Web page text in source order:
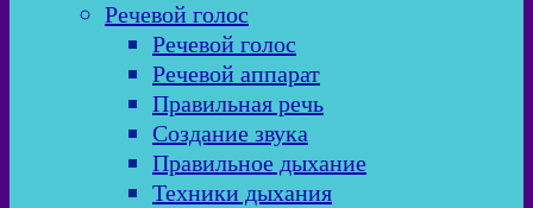
Речевой голос
Речевой голос
Речевой аппарат
Правильная речь
Создание звука
Правильное дыхание
Техники дыхания